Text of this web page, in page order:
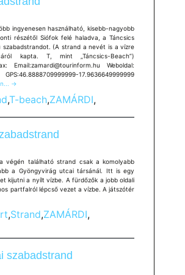
ingyenesen használható, kisebb-nagyobb
részétől Siófok felé haladva, a Táncsics
(A strand a nevét is a vízre
kapta. T, mint „Táncsics-Beach”)
Email:zamardi@tourinform.hu Weboldal:
17.9636649999999
→
,T-beach,ZAMÁRDI,
végén található strand csak a komolyabb
a Gyöngyvirág utcai társánál. Itt is egy
kijutni a nyílt vízbe. A fürdőzők a jobb oldali
partfalról lépcső vezet a vízbe. A játszótér
,Strand,ZAMÁRDI,
szabadstrand